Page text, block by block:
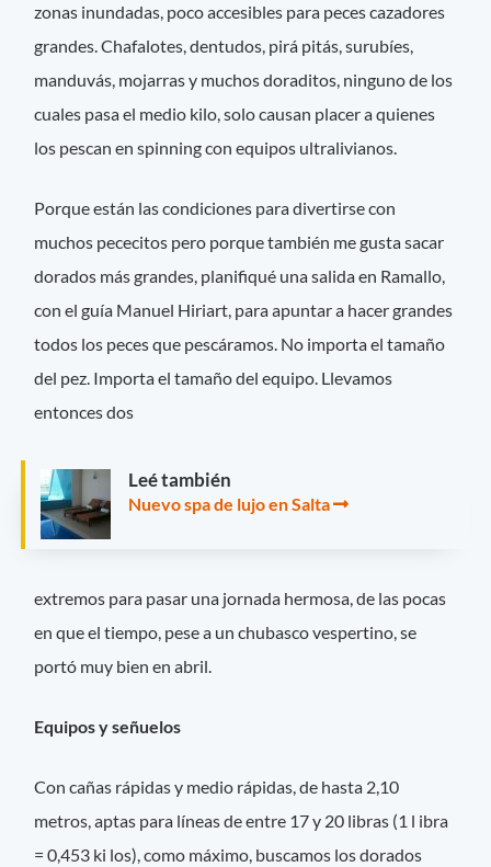
zonas inundadas, poco accesibles para peces cazadores
grandes. Chafalotes, dentudos, pirá pitás, surubíes,
manduvás, mojarras y muchos doraditos, ninguno de los
cuales pasa el medio kilo, solo causan placer a quienes
los pescan en spinning con equipos ultralivianos.
Porque están las condiciones para divertirse con
muchos pececitos pero porque también me gusta sacar
dorados más grandes, planifiqué una salida en Ramallo,
con el guía Manuel Hiriart, para apuntar a hacer grandes
todos los peces que pescáramos. No importa el tamaño
del pez. Importa el tamaño del equipo. Llevamos
entonces dos
Leé también
Nuevo spa de lujo en Salta
extremos para pasar una jornada hermosa, de las pocas
en que el tiempo, pese a un chubasco vespertino, se
portó muy bien en abril.
Equipos y señuelos
Con cañas rápidas y medio rápidas, de hasta 2,10
metros, aptas para líneas de entre 17 y 20 libras (1 l ibra
= 0,453 ki los), como máximo, buscamos los dorados